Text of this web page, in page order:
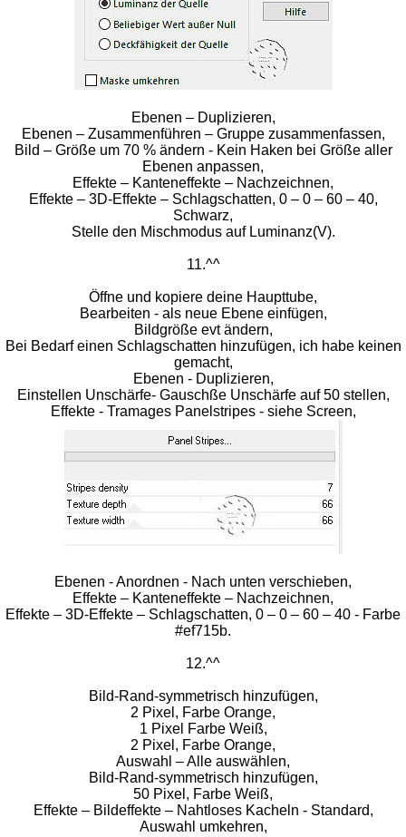
Ebenen – Duplizieren,
Ebenen – Zusammenführen – Gruppe zusammenfassen,
Bild – Größe um 70 % ändern - Kein Haken bei Größe aller
Ebenen anpassen,
Effekte – Kanteneffekte – Nachzeichnen,
Effekte – 3D-Effekte – Schlagschatten, 0 – 0 – 60 – 40,
Schwarz,
Stelle den Mischmodus auf Luminanz(V).
11.^^
Öffne und kopiere deine Haupttube,
Bearbeiten - als neue Ebene einfügen,
Bildgröße evt ändern,
Bei Bedarf einen Schlagschatten hinzufügen, ich habe keinen
gemacht,
Ebenen - Duplizieren,
Einstellen Unschärfe- Gauschße Unschärfe auf 50 stellen,
Effekte - Tramages Panelstripes - siehe Screen,
Ebenen - Anordnen - Nach unten verschieben,
Effekte – Kanteneffekte – Nachzeichnen,
Effekte – 3D-Effekte – Schlagschatten, 0 – 0 – 60 – 40 - Farbe
#ef715b.
12.^^
Bild-Rand-symmetrisch hinzufügen,
2 Pixel, Farbe Orange,
1 Pixel Farbe Weiß,
2 Pixel, Farbe Orange,
Auswahl – Alle auswählen,
Bild-Rand-symmetrisch hinzufügen,
50 Pixel, Farbe Weiß,
Effekte – Bildeffekte – Nahtloses Kacheln - Standard,
Auswahl umkehren,